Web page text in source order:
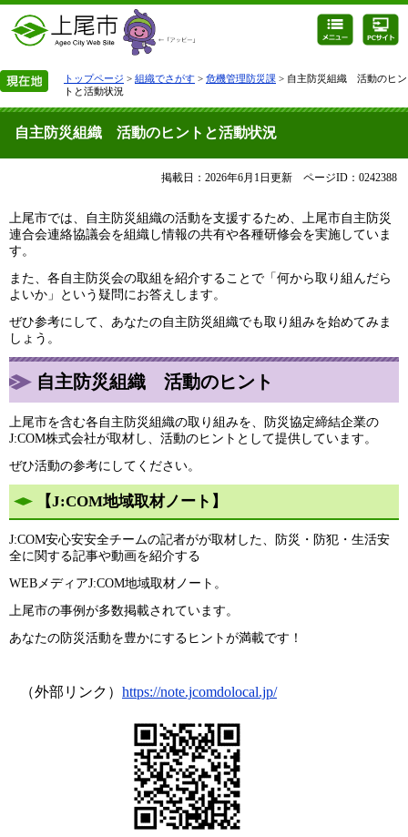
トップページ > 組織でさがす > 危機管理防災課 > 自主防災組織 活動のヒン
トと活動状況
自主防災組織 活動のヒントと活動状況
掲載日：2026年6月1日更新 ページID：0242388
上尾市では、自主防災組織の活動を支援するため、上尾市自主防災
連合会連絡協議会を組織し情報の共有や各種研修会を実施していま
す。
また、各自主防災会の取組を紹介することで「何から取り組んだら
よいか」という疑問にお答えします。
ぜひ参考にして、あなたの自主防災組織でも取り組みを始めてみま
しょう。
自主防災組織 活動のヒント
上​尾市を含む各自主防災組織の取り組みを、防災協定締結企業の
J:COM株式会社が取材し、活動のヒントとして提供しています。
ぜひ活動の参考にしてください。
【J:COM地域取材ノート】
J:COM安心安安全チームの記者がが取材した、防災・防犯・生活安
全に関する記事や動画を紹介する
WEBメディアJ:COM地域取材ノート。
上尾市の事例が多数掲載されています。
あなたの防災活動を豊かにするヒントが満載です！
（外部リンク） https://note.jcomdolocal.jp/